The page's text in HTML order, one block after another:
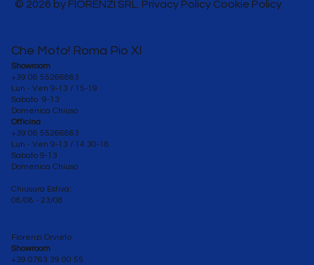
Che Moto! Roma Pio XI
Showroom
+39 06 55266863
Lun - Ven 9-13 / 15-19
Sabato 9-13
Domenica Chiuso
Officina
+39 06 55266863
Lun - Ven 9-13 / 14.30-18
Sabato 9-13
Domenica Chiuso
Chiusura Estiva:
08/08 - 23/08
Fiorenzi Orvieto
Showroom
+39 0763 39 00 55
© 2026 by FIORENZI SRL. Privacy Policy Cookie Policy